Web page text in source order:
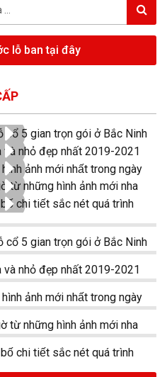
lỗ ban tại đây